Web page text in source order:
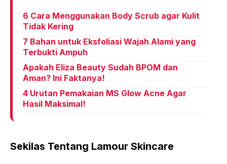
6 Cara Menggunakan Body Scrub agar Kulit
Tidak Kering
7 Bahan untuk Eksfoliasi Wajah Alami yang
Terbukti Ampuh
Apakah Eliza Beauty Sudah BPOM dan
Aman? Ini Faktanya!
4 Urutan Pemakaian MS Glow Acne Agar
Hasil Maksimal!
Sekilas Tentang Lamour Skincare